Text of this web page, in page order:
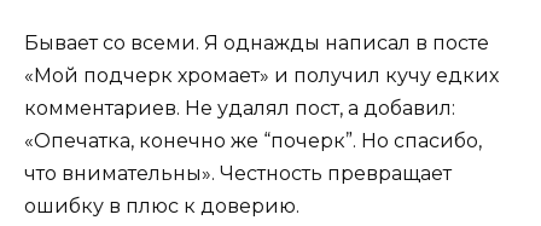
Бывает со всеми. Я однажды написал в посте
«Мой подчерк хромает» и получил кучу едких
комментариев. Не удалял пост, а добавил:
«Опечатка, конечно же “почерк”. Но спасибо,
что внимательны». Честность превращает
ошибку в плюс к доверию.